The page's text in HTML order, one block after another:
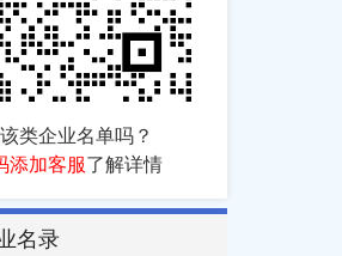
类企业名单吗？
添加客服了解详情
名录